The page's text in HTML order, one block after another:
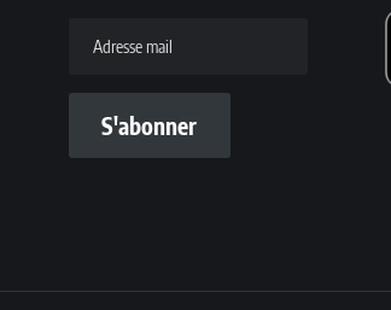
mail
S'abonner